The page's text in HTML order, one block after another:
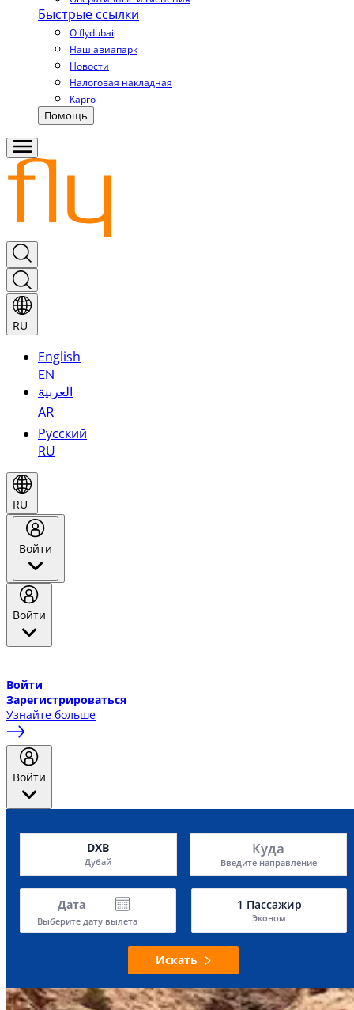
Быстрые ссылки
О flydubai
Наш авиапарк
Новости
Налоговая накладная
Карго
Помощь
RU
English
EN
العربية
AR
Русский
RU
RU
Войти
Войти
Войти
Зарегистрироваться
Узнайте больше
Войти
DXB
Дубай
Куда
Введите направление
Дата
Выберите дату вылета
1 Пассажир
Эконом
Искать